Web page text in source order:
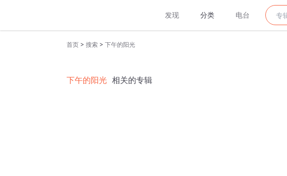
发现 分类 电台
首页 > 搜索 > 下午的阳光
下午的阳光 相关的专辑